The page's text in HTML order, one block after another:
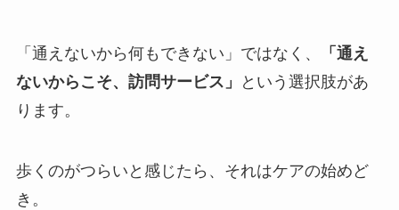
「通えないから何もできない」ではなく、
「通え
ないからこそ、訪問サービス」
という選択肢があ
ります。
歩くのがつらいと感じたら、それはケアの始めど
き。